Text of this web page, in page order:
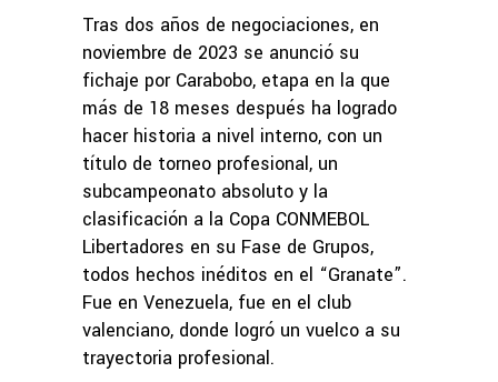
Tras dos años de negociaciones, en
noviembre de 2023 se anunció su
fichaje por Carabobo, etapa en la que
más de 18 meses después ha logrado
hacer historia a nivel interno, con un
título de torneo profesional, un
subcampeonato absoluto y la
clasificación a la Copa CONMEBOL
Libertadores en su Fase de Grupos,
todos hechos inéditos en el “Granate”.
Fue en Venezuela, fue en el club
valenciano, donde logró un vuelco a su
trayectoria profesional.